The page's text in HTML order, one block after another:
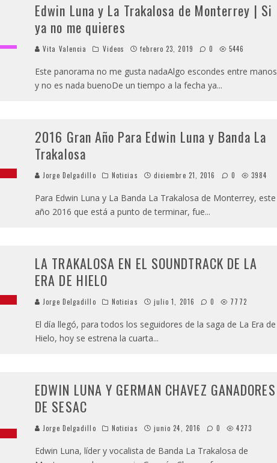
Edwin Luna y La Trakalosa de Monterrey | Si
ya no me quieres
Vita Valencia Videos febrero 23, 2019 0 5446
Este panorama no me gusta nadaAlgo escondes entre manos
y no es nada buenoDe un tiempo a la fecha ya...
2016 Gran Año Para Edwin Luna y Banda La
Trakalosa
Jorge Delgadillo Noticias diciembre 21, 2016 0 3984
Para Edwin Luna y La Banda La Trakalosa de Monterrey, este
año 2016 que está a punto de terminar, fue...
LA TRAKALOSA EN EL SOUNDTRACK DE LA
ERA DE HIELO
Jorge Delgadillo Noticias julio 1, 2016 0 7772
El día llegó, para todos los seguidores de la saga de La Era de
Hielo, hoy se estrena la cuarta...
EDWIN LUNA Y GERMAN CHAVEZ GANADORES
DE SESAC
Jorge Delgadillo Noticias junio 24, 2016 0 4273
Edwin Luna, líder y vocalista de Banda La Trakalosa de